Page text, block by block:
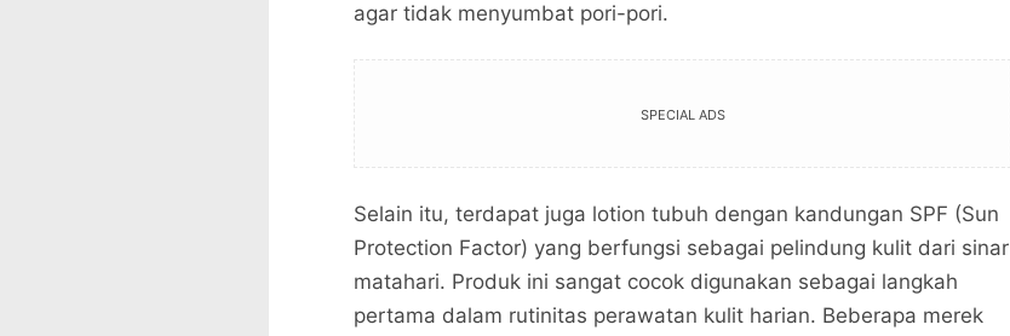
agar tidak menyumbat pori-pori.
SPECIAL ADS
Selain itu, terdapat juga lotion tubuh dengan kandungan SPF (Sun
Protection Factor) yang berfungsi sebagai pelindung kulit dari sinar
matahari. Produk ini sangat cocok digunakan sebagai langkah
pertama dalam rutinitas perawatan kulit harian. Beberapa merek